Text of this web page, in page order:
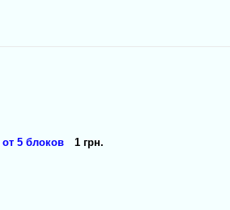
5 блоков 1 грн.